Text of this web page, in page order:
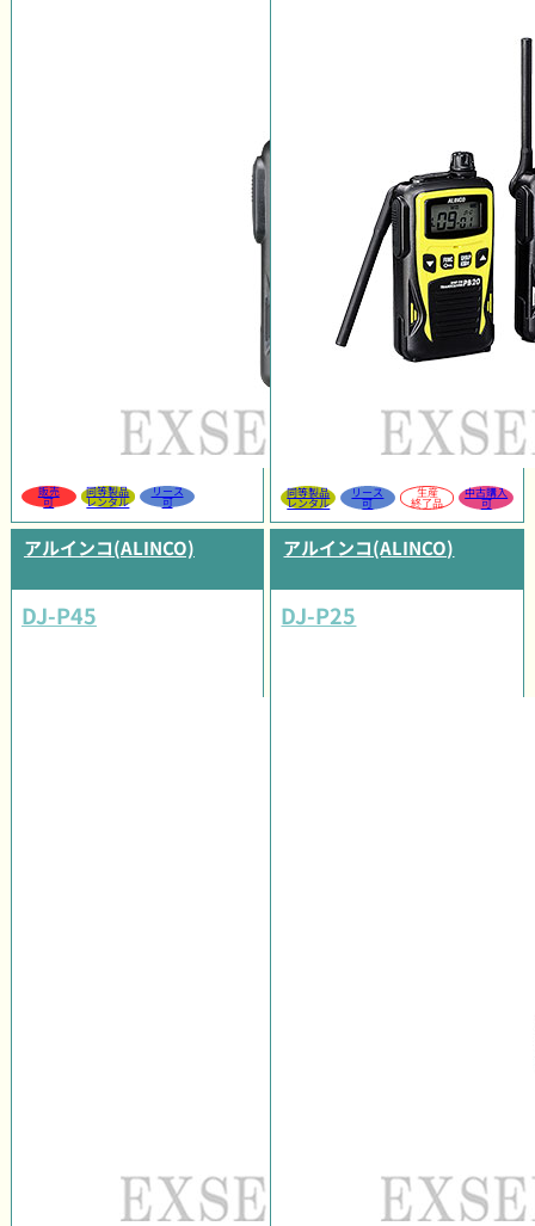
販売
可
同等製品
レンタル
リース
可
同等製品
レンタル
リース
可
生産
終了品
中古購入
可
アルインコ(ALINCO)
DJ-P45
アルインコ(ALINCO)
DJ-P25